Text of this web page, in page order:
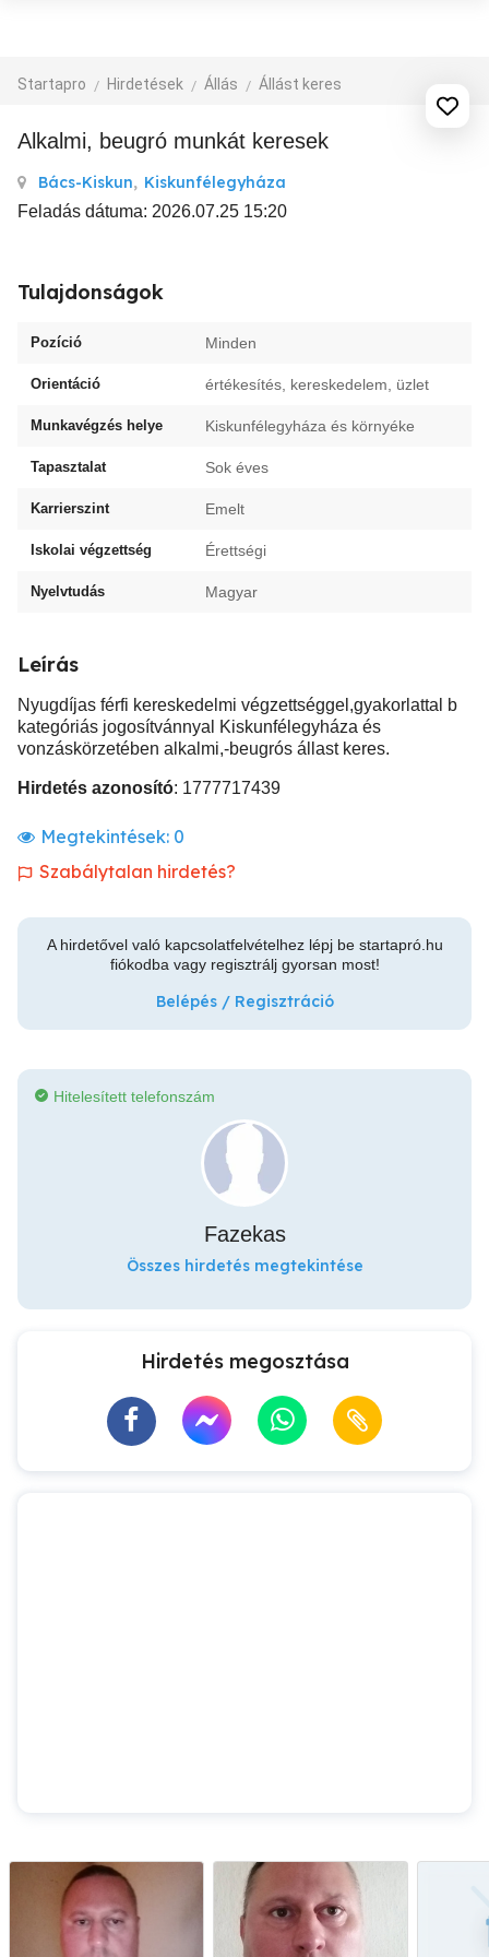
Startapro Hirdetések Állás Állást keres
Alkalmi, beugró munkát keresek
Bács-Kiskun, Kiskunfélegyháza
Feladás dátuma: 2026.07.25 15:20
Tulajdonságok
Pozíció Minden
Orientáció értékesítés, kereskedelem, üzlet
Munkavégzés helye Kiskunfélegyháza és környéke
Tapasztalat Sok éves
Karrierszint Emelt
Iskolai végzettség Érettségi
Nyelvtudás Magyar
Leírás
Nyugdíjas férfi kereskedelmi végzettséggel,gyakorlattal b
kategóriás jogosítvánnyal Kiskunfélegyháza és
vonzáskörzetében alkalmi,-beugrós állast keres.
Hirdetés azonosító: 1777717439
Megtekintések: 0
Szabálytalan hirdetés?
A hirdetővel való kapcsolatfelvételhez lépj be startapró.hu
fiókodba vagy regisztrálj gyorsan most!
Belépés / Regisztráció
Hitelesített telefonszám
Fazekas
Összes hirdetés megtekintése
Hirdetés megosztása